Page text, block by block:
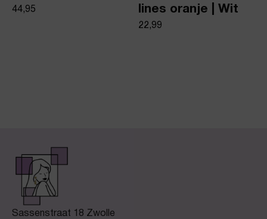
44,95
lines oranje | Wit
22,99
Sassenstraat 18 Zwolle